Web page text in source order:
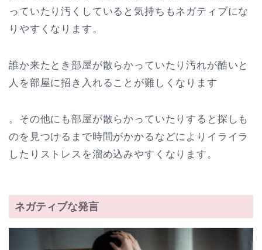
っていたり汚くしていると気持ちもネガティブにな
りやすくなります。
誰か来たとき部屋が散らかっていたり汚れが酷いと
人を部屋に招き入れることが難しくなります
。その他にも部屋が散らかっていたりすると探しも
のを見つけるまで時間がかかるなどによりイライラ
したりストレスを溜め込みやすくなります。
ネガティブな発言